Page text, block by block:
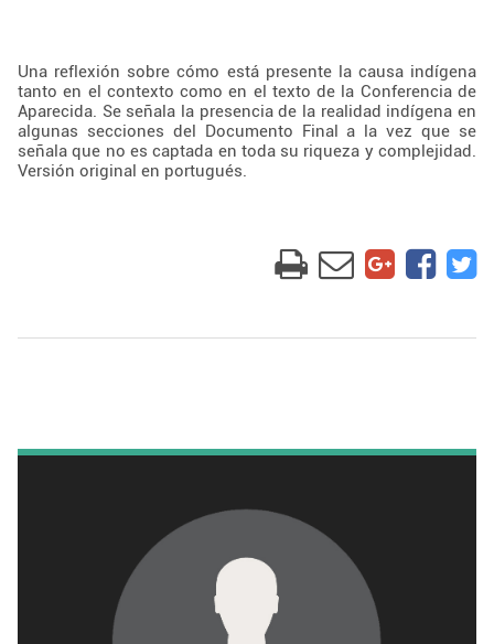
Una reflexión sobre cómo está presente la causa indígena
tanto en el contexto como en el texto de la Conferencia de
Aparecida. Se señala la presencia de la realidad indígena en
algunas secciones del Documento Final a la vez que se
señala que no es captada en toda su riqueza y complejidad.
Versión original en portugués.